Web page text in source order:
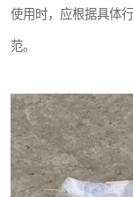
使用时，应根据具体
范。